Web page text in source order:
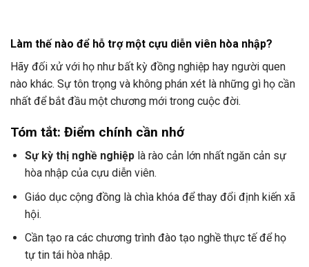
Làm thế nào để hỗ trợ một cựu diễn viên hòa nhập?
Hãy đối xử với họ như bất kỳ đồng nghiệp hay người quen
nào khác. Sự tôn trọng và không phán xét là những gì họ cần
nhất để bắt đầu một chương mới trong cuộc đời.
Tóm tắt: Điểm chính cần nhớ
Sự kỳ thị nghề nghiệplà rào cản lớn nhất ngăn cản sự
hòa nhập của cựu diễn viên.
Giáo dục cộng đồng là chìa khóa để thay đổi định kiến xã
hội.
Cần tạo ra các chương trình đào tạo nghề thực tế để họ
tự tin tái hòa nhập.